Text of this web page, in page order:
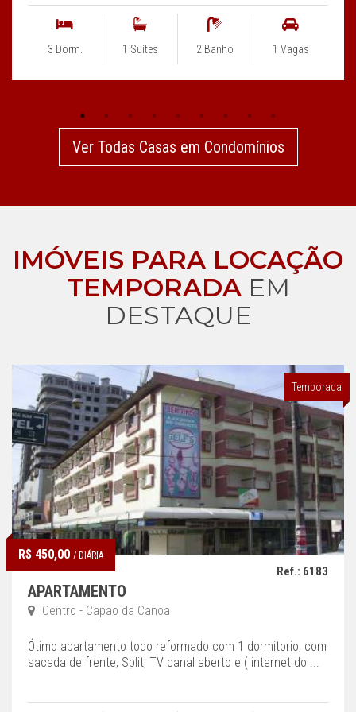
3 Dorm. 1 Suítes 2 Banho 1 Vagas
Ver Todas Casas em Condomínios
IMÓVEIS PARA LOCAÇÃO
TEMPORADAEM
DESTAQUE
Temporada
R$ 450,00 / DIÁRIA
Ref.: 6183
APARTAMENTO
Centro - Capão da Canoa
Ótimo apartamento todo reformado com 1 dormitorio, com
sacada de frente, Split, TV canal aberto e ( internet do ...